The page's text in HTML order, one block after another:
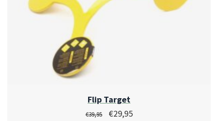
Flip Target
€39,95 €29,95